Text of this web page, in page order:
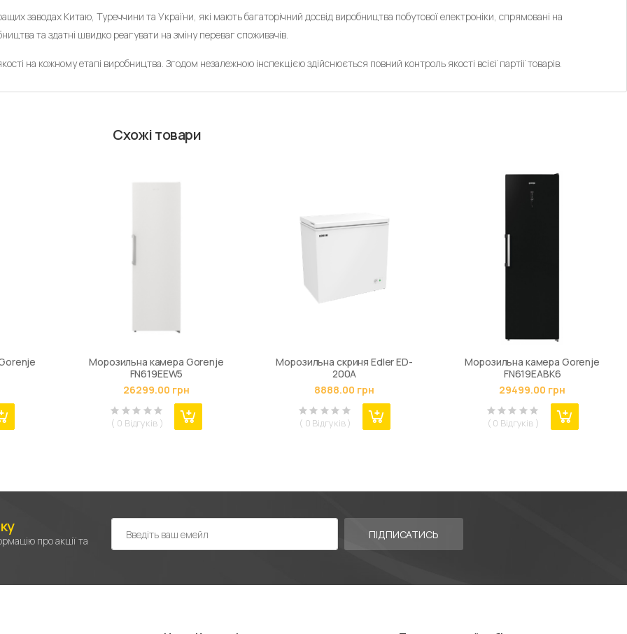
заводах Китаю, Туреччини та України, які мають багаторічний досвід виробництва побутової електроніки, спрямовані на
та здатні швидко реагувати на зміну переваг споживачів.
на кожному етапі виробництва. Згодом незалежною інспекцією здійснюється повний контроль якості всієї партії товарів.
Схожі товари
Морозильна камера Gorenje
FN619EEW5
26299.00 грн
( 0 Відгуків )
Морозильна скриня Edler ED-
200A
8888.00 грн
( 0 Відгуків )
Морозильна камера Gorenje
FN619EABK6
29499.00 грн
( 0 Відгуків )
про акції та ПІДПИСАТИСЬ